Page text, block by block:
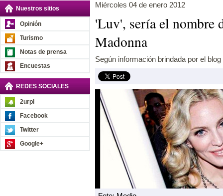
Nuestros sitios
Opinión
Turismo
Notas de prensa
Encuestas
REDES SOCIALES
2urpi
Facebook
Twitter
Google+
Miércoles 04 de enero 2012
'Luv', sería el nombre
Madonna
Según información brindada por el